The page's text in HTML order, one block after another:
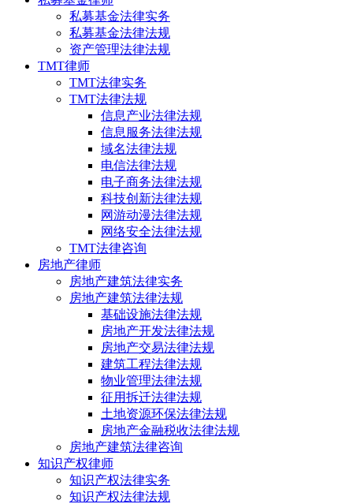
私募基金法律实务
私募基金法律法规
资产管理法律法规
TMT律师
TMT法律实务
TMT法律法规
信息产业法律法规
信息服务法律法规
域名法律法规
电信法律法规
电子商务法律法规
科技创新法律法规
网游动漫法律法规
网络安全法律法规
TMT法律咨询
房地产律师
房地产建筑法律实务
房地产建筑法律法规
基础设施法律法规
房地产开发法律法规
房地产交易法律法规
建筑工程法律法规
物业管理法律法规
征用拆迁法律法规
土地资源环保法律法规
房地产金融税收法律法规
房地产建筑法律咨询
知识产权律师
知识产权法律实务
知识产权法律法规